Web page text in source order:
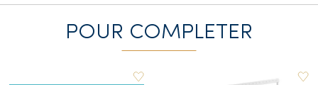
POUR COMPLETER